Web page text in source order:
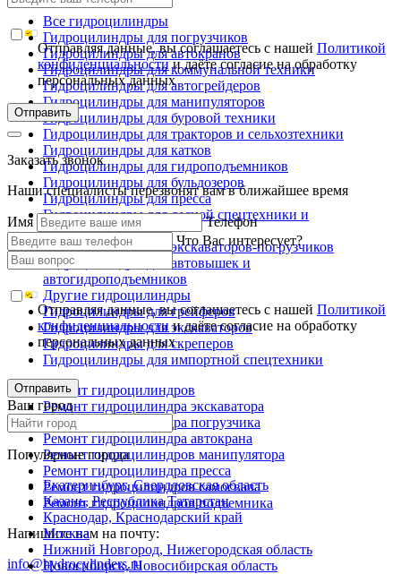
Все гидроцилиндры
Гидроцилиндры для погрузчиков
Гидроцилиндры для автокранов
Гидроцилиндры для коммунальной техники
Гидроцилиндры для автогрейдеров
Гидроцилиндры для манипуляторов
Гидроцилиндры для буровой техники
Гидроцилиндры для тракторов и сельхозтехники
Гидроцилиндры для катков
Гидроцилиндры для гидроподъемников
Гидроцилиндры для бульдозеров
Гидроцилиндры для пресса
Гидроцилиндры для лесной спецтехники и
металловозов
Гидроцилиндры для экскаваторов-погрузчиков
Гидроцилиндры для автовышек и
автогидроподъемников
Другие гидроцилиндры
Гидроцилиндры для грейферов
Гидроцилиндры для экскаваторов
Гидроцилиндры для скреперов
Гидроцилиндры для импортной спецтехники
Ремонт гидроцилиндров
Ремонт гидроцилиндра экскаватора
Ремонт гидроцилиндра погрузчика
Ремонт гидроцилиндра автокрана
Ремонт гидроцилиндров манипулятора
Ремонт гидроцилиндра пресса
Ремонт гидроцилиндров самосвала
Ремонт гидроцилиндров подъемника
Напишите нам на почту:
info@hydrocylinders.ru
Отправляя данные, вы соглашаетесь с нашейПолитикой
конфиденциальностии даёте согласие на обработку
персональных данных
Отправить
Заказать звонок
Наши специалисты перезвонят вам в ближайшее время
Имя
Телефон
Что Вас интересует?
Отправляя данные, вы соглашаетесь с нашейПолитикой
конфиденциальностии даёте согласие на обработку
персональных данных
Отправить
Ваш город
Популярные города
Екатеринбург, Свердловская область
Казань, Республика Татарстан
Краснодар, Краснодарский край
Москва
Нижний Новгород, Нижегородская область
Новосибирск, Новосибирская область